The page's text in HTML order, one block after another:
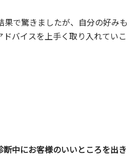
で驚きましたが、自分の好みも
バイスを上手く取り入れていこ
断中にお客様のいいところを出き